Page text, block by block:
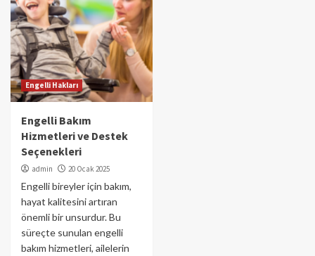
Engelli Hakları
Engelli Bakım
Hizmetleri ve Destek
Seçenekleri
admin 20 Ocak 2025
Engelli bireyler için bakım,
hayat kalitesini artıran
önemli bir unsurdur. Bu
süreçte sunulan engelli
bakım hizmetleri, ailelerin